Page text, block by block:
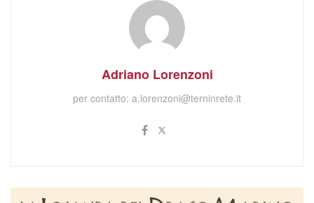
Adriano Lorenzoni
per contatto: a.lorenzoni@terninrete.it